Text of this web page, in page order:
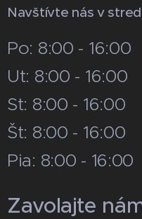
Navštívte nás v
Po: 8:00 - 16:00
Ut: 8:00 - 16:00
St: 8:00 - 16:00
Št: 8:00 - 16:00
Pia: 8:00 - 16:00
Zavolajte